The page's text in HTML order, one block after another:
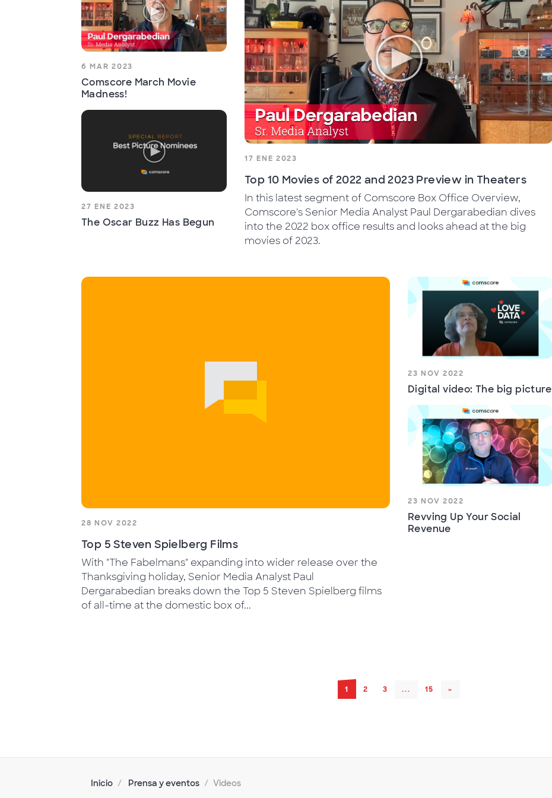
o
6 MAR 2023
Comscore March Movie
Madness!
27 ENE 2023
The Oscar Buzz Has Begun
17 ENE 2023
Top 10 Movies of 2022 and 2023 Preview in Theaters
In this latest segment of Comscore Box Office Overview,
Comscore's Senior Media Analyst Paul Dergarabedian dives
into the 2022 box office results and looks ahead at the big
movies of 2023.
28 NOV 2022
Top 5 Steven Spielberg Films
With "The Fabelmans" expanding into wider release over the
Thanksgiving holiday, Senior Media Analyst Paul
Dergarabedian breaks down the Top 5 Steven Spielberg films
of all-time at the domestic box of...
23 NOV 2022
Digital video: The big picture
23 NOV 2022
Revving Up Your Social
Revenue
1 2 3 ... 15 NEXT
»
Inicio Prensa y eventos Videos